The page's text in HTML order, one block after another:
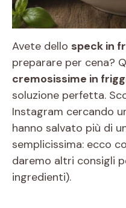
Avete dello speck in
preparare per cena?
cremosissime in
soluzione perfetta.
Instagram cercando
hanno salvato più di
semplicissima: ecco
daremo altri consigli
ingredienti).